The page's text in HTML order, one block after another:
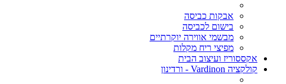
אבקות כביסה
בישום לכביסה
מבשמי אווירה יוקרתיים
מפיצי ריח מקלות
אקססוריז ועיצוב הבית
קולקציה Vardinon - ורדינון